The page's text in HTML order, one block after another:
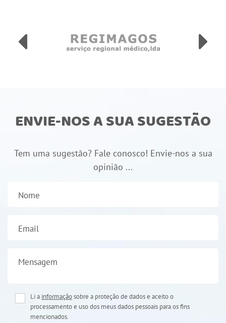
ENVIE-NOS A SUA SUGESTÃO
Tem uma sugestão? Fale conosco! Envie-nos a sua
opinião ...
Nome
Email
Mensagem
Li a informaçãosobre a proteção de dados e aceito o
processamento e uso dos meus dados pessoais para os fins
mencionados.